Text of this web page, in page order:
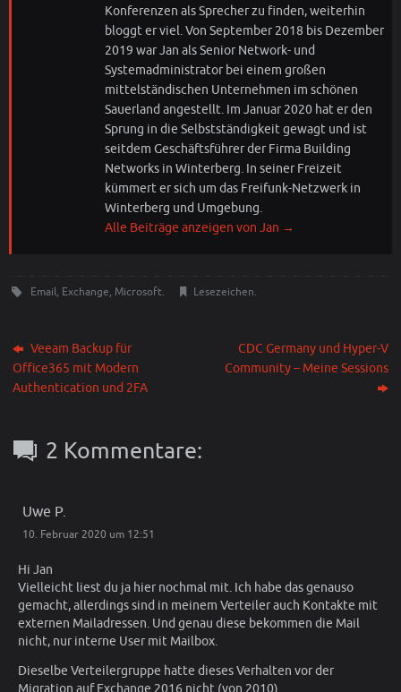
Konferenzen als Sprecher zu finden, weiterhin
bloggt er viel. Von September 2018 bis Dezember
2019 war Jan als Senior Network- und
Systemadministrator bei einem großen
mittelständischen Unternehmen im schönen
Sauerland angestellt. Im Januar 2020 hat er den
Sprung in die Selbstständigkeit gewagt und ist
seitdem Geschäftsführer der Firma Building
Networks in Winterberg. In seiner Freizeit
kümmert er sich um das Freifunk-Netzwerk in
Winterberg und Umgebung.
Alle Beiträge anzeigen von Jan →
Email, Exchange, Microsoft. Lesezeichen.
Veeam Backup für
Office365 mit Modern
Authentication und 2FA
CDC Germany und Hyper-V
Community – Meine Sessions
2 Kommentare:
Uwe P.
10. Februar 2020 um 12:51
Hi Jan
Vielleicht liest du ja hier nochmal mit. Ich habe das genauso
gemacht, allerdings sind in meinem Verteiler auch Kontakte mit
externen Mailadressen. Und genau diese bekommen die Mail
nicht, nur interne User mit Mailbox.
Dieselbe Verteilergruppe hatte dieses Verhalten vor der